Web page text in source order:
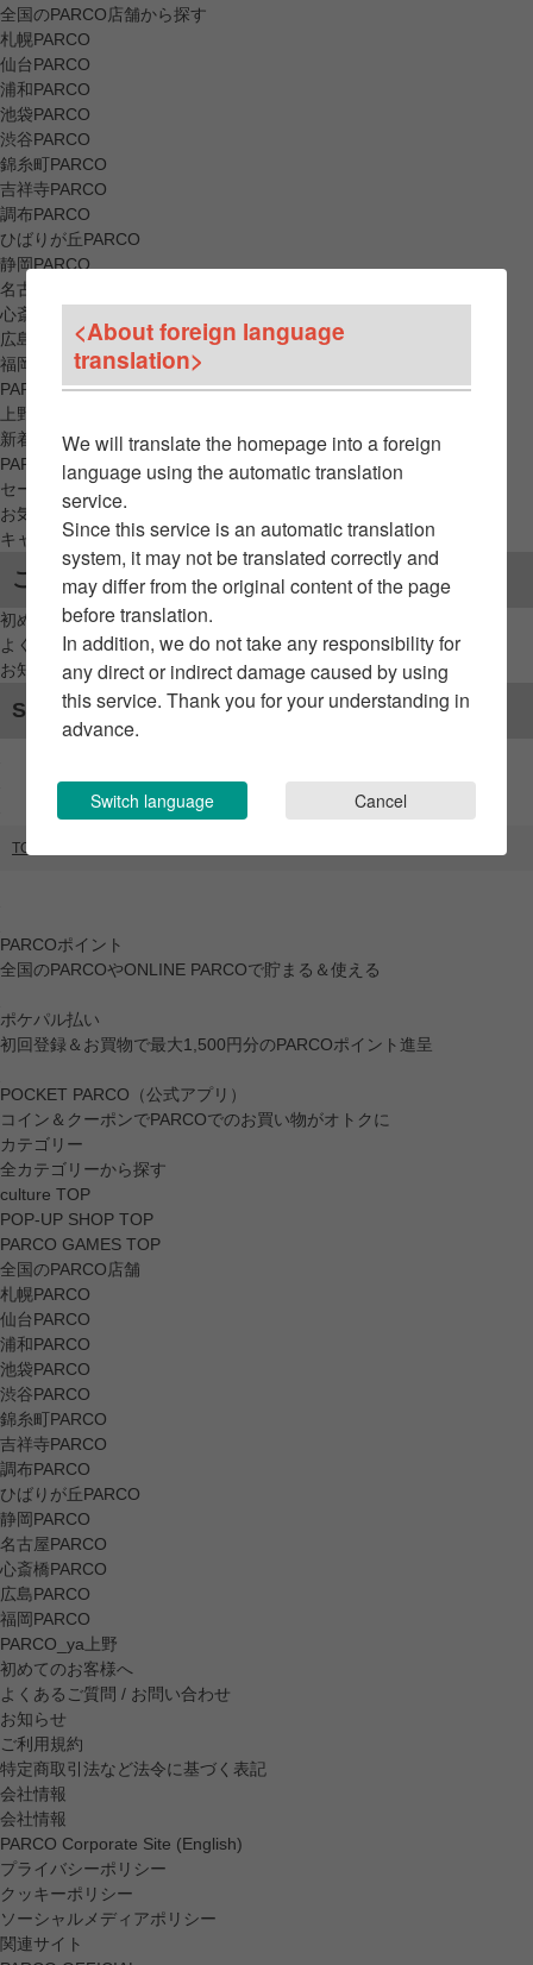
全国のPARCO店舗から探す
札幌PARCO
仙台PARCO
浦和PARCO
池袋PARCO
渋谷PARCO
錦糸町PARCO
吉祥寺PARCO
調布PARCO
ひばりが丘PARCO
静岡PARCO
名古屋PARCO
心斎橋PARCO
広島PARCO
福岡PARCO
PARCO_ya
上野
新着アイテムから探す
PARCO限定アイテムから探す
セールアイテムから探す
お気に入りから探す
キャンペーン/クーポン対象から探す
ご利用案内
初めてのお客様へ
よくあるご質問 / お問い合わせ
お知らせ
SNSアカウント
TOP
PARCOポイント
全国のPARCOやONLINE PARCOで貯まる＆使える
ポケパル払い
初回登録＆お買物で最大1,500円分のPARCOポイント進呈
POCKET PARCO（公式アプリ）
コイン＆クーポンでPARCOでのお買い物がオトクに
カテゴリー
全カテゴリーから探す
culture TOP
POP-UP SHOP TOP
PARCO GAMES TOP
全国のPARCO店舗
札幌PARCO
仙台PARCO
浦和PARCO
池袋PARCO
渋谷PARCO
錦糸町PARCO
吉祥寺PARCO
調布PARCO
ひばりが丘PARCO
静岡PARCO
名古屋PARCO
心斎橋PARCO
広島PARCO
福岡PARCO
PARCO_ya上野
初めてのお客様へ
よくあるご質問 / お問い合わせ
お知らせ
ご利用規約
特定商取引法など法令に基づく表記
会社情報
会社情報
PARCO Corporate Site (English)
プライバシーポリシー
クッキーポリシー
ソーシャルメディアポリシー
関連サイト
<About foreign language
translation>
We will translate the homepage into a foreign
language using the automatic translation
service.
Since this service is an automatic translation
system, it may not be translated correctly and
may differ from the original content of the page
before translation.
In addition, we do not take any responsibility for
any direct or indirect damage caused by using
this service. Thank you for your understanding in
advance.
Switch language Cancel